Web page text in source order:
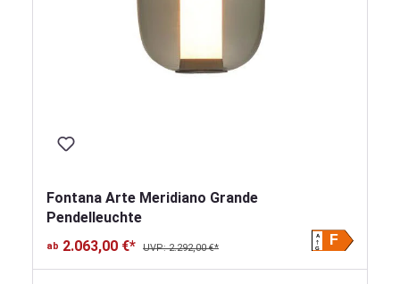
Fontana Arte Meridiano Grande
Pendelleuchte
ab 2.063,00 €* UVP: 2.292,00 €*
F
A
G